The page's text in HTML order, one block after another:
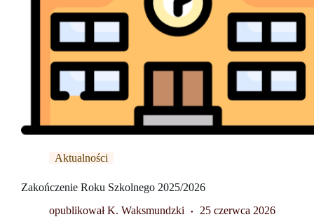
Aktualności
Zakończenie Roku Szkolnego 2025/2026
opublikował K. Waksmundzki
25 czerwca 2026